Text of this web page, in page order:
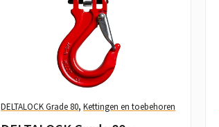
DELTALOCK Grade 80, Kettingen en toebehoren